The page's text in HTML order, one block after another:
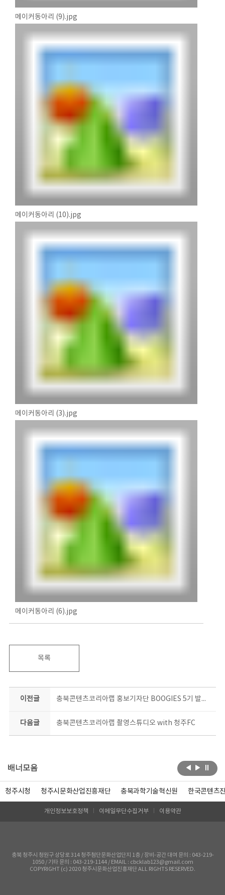
메이커동아리 (9).jpg
메이커동아리 (10).jpg
메이커동아리 (3).jpg
메이커동아리 (6).jpg
목록
이전글 충북콘텐츠코리아랩 홍보기자단 BOOGIES 5기 발대식
다음글 충북콘텐츠코리아랩 촬영스튜디오 with 청주FC
배너모음
청주시청 청주시문화산업진흥재단 충북과학기술혁신원 한국콘텐츠
개인정보보호정책 이메일무단수집거부 이용약관
충북 청주시 청원구 상당로 314 청주첨단문화산업단지 1층 / 장비-공간 대여 문의 : 043-219-
1050 / 기타 문의 : 043-219-1144 / EMAIL : cbcklab123@gmail.com
COPYRIGHT (c) 2020 청주시문화산업진흥재단 ALL RIGHTS RESERVED.